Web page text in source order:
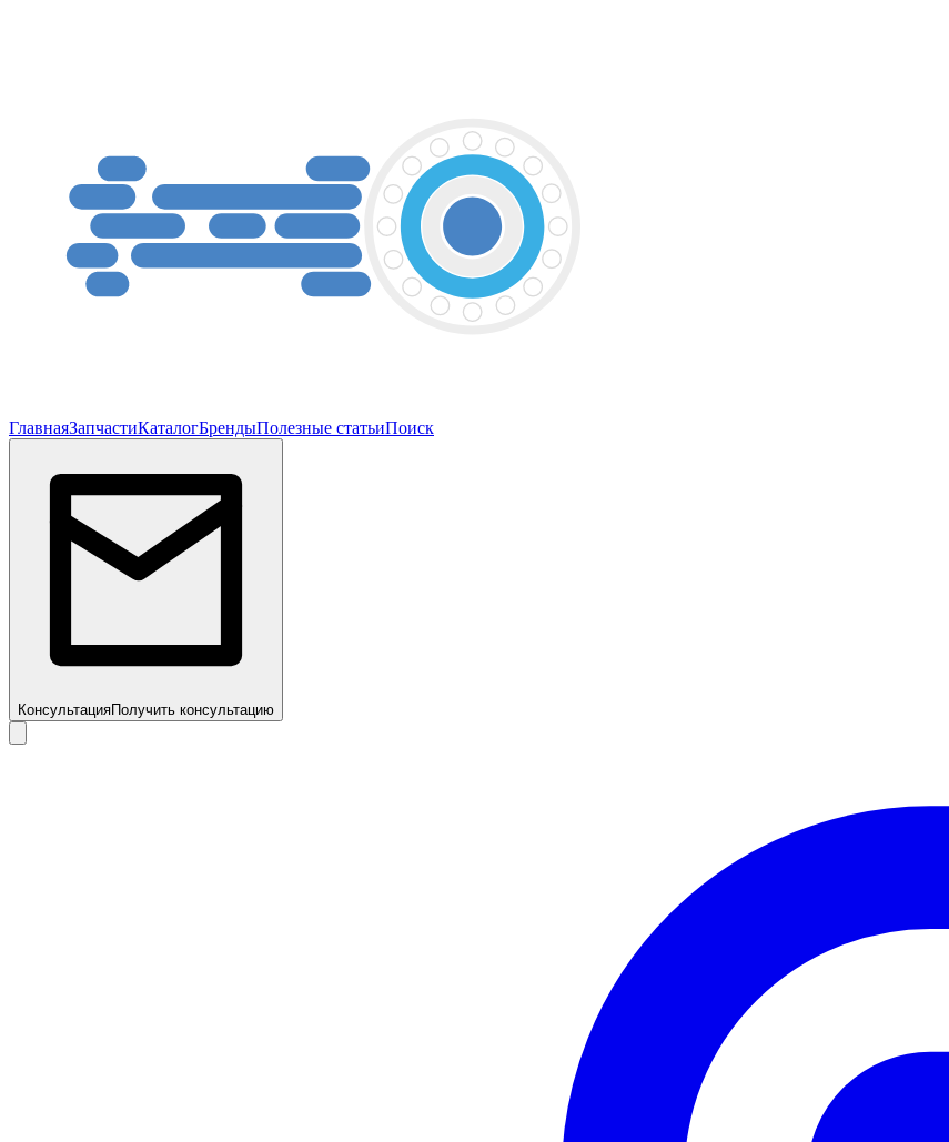
ГлавнаяЗапчастиКаталогБрендыПолезные статьиПоиск
КонсультацияПолучить консультацию